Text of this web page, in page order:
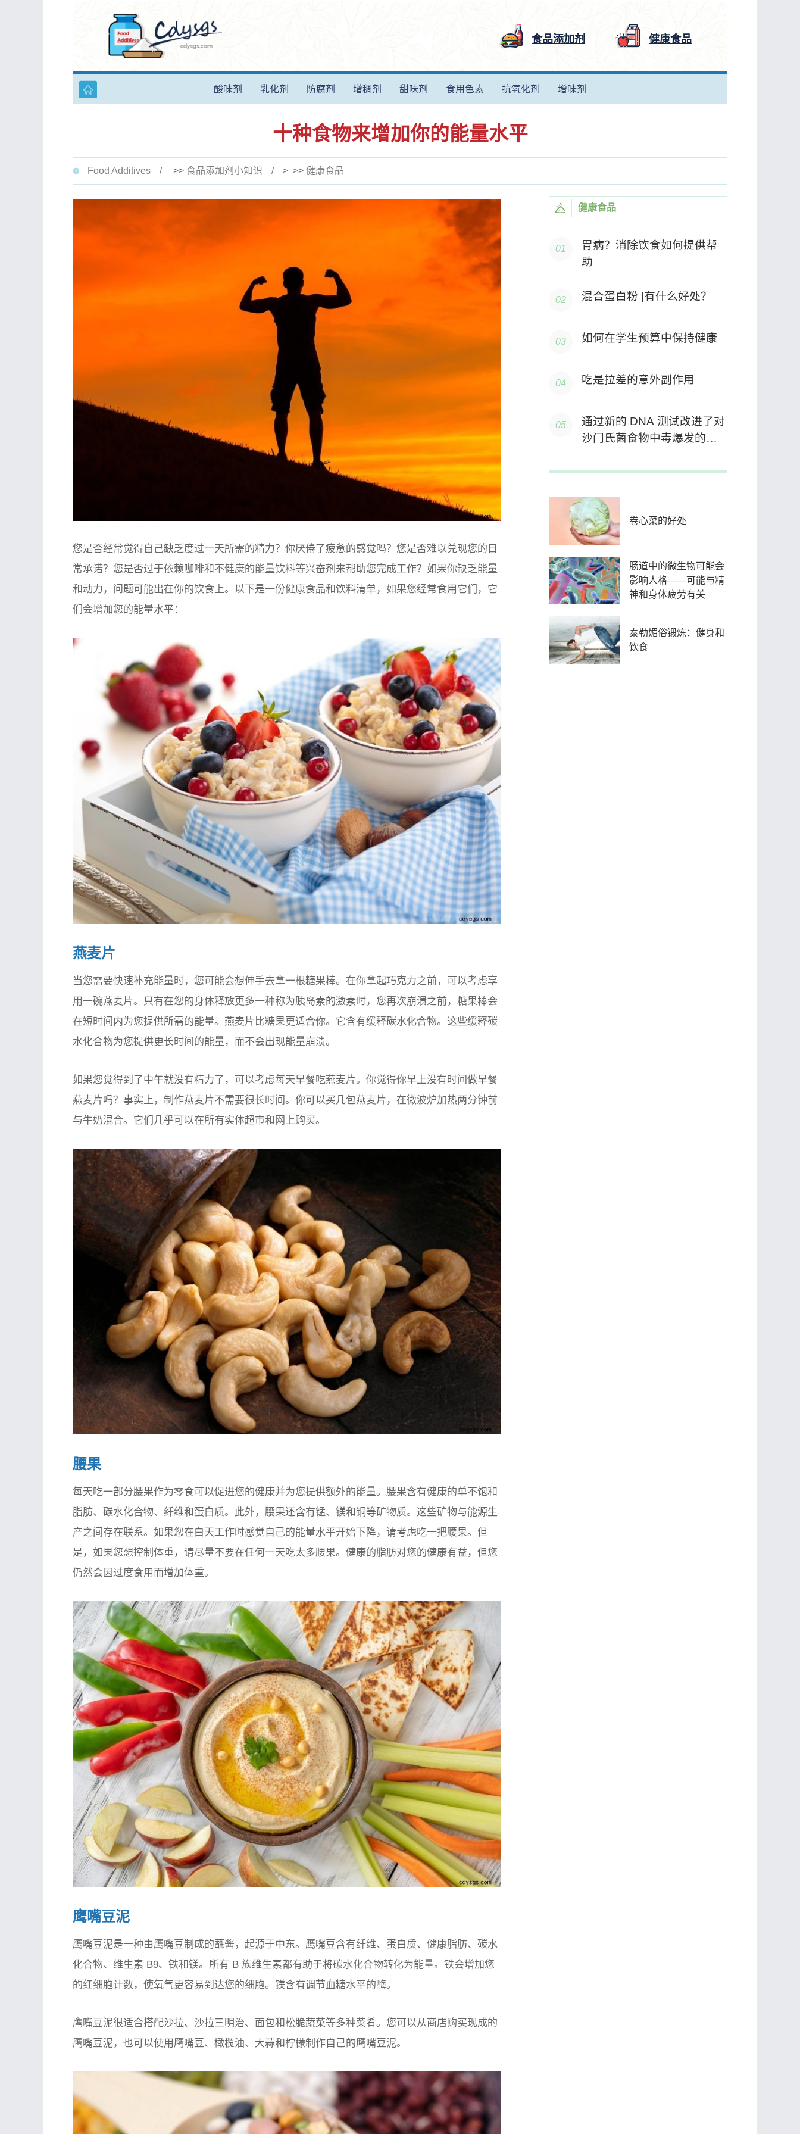
食品添加剂 健康食品
酸味剂 乳化剂 防腐剂 增稠剂 甜味剂 食用色素 抗氧化剂 增味剂
十种食物来增加你的能量水平
Food Additives >> 食品添加剂小知识 > >> 健康食品
您是否经常觉得自己缺乏度过一天所需的精力？你厌倦了疲惫的感觉吗？您是否难以兑现您的日
常承诺？您是否过于依赖咖啡和不健康的能量饮料等兴奋剂来帮助您完成工作？如果你缺乏能量
和动力，问题可能出在你的饮食上。以下是一份健康食品和饮料清单，如果您经常食用它们，它
们会增加您的能量水平：
燕麦片
当您需要快速补充能量时，您可能会想伸手去拿一根糖果棒。在你拿起巧克力之前，可以考虑享
用一碗燕麦片。只有在您的身体释放更多一种称为胰岛素的激素时，您再次崩溃之前，糖果棒会
在短时间内为您提供所需的能量。燕麦片比糖果更适合你。它含有缓释碳水化合物。这些缓释碳
水化合物为您提供更长时间的能量，而不会出现能量崩溃。
如果您觉得到了中午就没有精力了，可以考虑每天早餐吃燕麦片。你觉得你早上没有时间做早餐
燕麦片吗？事实上，制作燕麦片不需要很长时间。你可以买几包燕麦片，在微波炉加热两分钟前
与牛奶混合。它们几乎可以在所有实体超市和网上购买。
腰果
每天吃一部分腰果作为零食可以促进您的健康并为您提供额外的能量。腰果含有健康的单不饱和
脂肪、碳水化合物、纤维和蛋白质。此外，腰果还含有锰、镁和铜等矿物质。这些矿物与能源生
产之间存在联系。如果您在白天工作时感觉自己的能量水平开始下降，请考虑吃一把腰果。但
是，如果您想控制体重，请尽量不要在任何一天吃太多腰果。健康的脂肪对您的健康有益，但您
仍然会因过度食用而增加体重。
鹰嘴豆泥
鹰嘴豆泥是一种由鹰嘴豆制成的蘸酱，起源于中东。鹰嘴豆含有纤维、蛋白质、健康脂肪、碳水
化合物、维生素 B9、铁和镁。所有 B 族维生素都有助于将碳水化合物转化为能量。铁会增加您
的红细胞计数，使氧气更容易到达您的细胞。镁含有调节血糖水平的酶。
鹰嘴豆泥很适合搭配沙拉、沙拉三明治、面包和松脆蔬菜等多种菜肴。您可以从商店购买现成的
鹰嘴豆泥，也可以使用鹰嘴豆、橄榄油、大蒜和柠檬制作自己的鹰嘴豆泥。
健康食品
胃病？消除饮食如何提供帮
助
混合蛋白粉 |有什么好处？
如何在学生预算中保持健康
吃是拉差的意外副作用
通过新的 DNA 测试改进了对
沙门氏菌食物中毒爆发的跟
卷心菜的好处
肠道中的微生物可能会
影响人格——可能与精
神和身体疲劳有关
泰勒媚俗锻炼：健身和
饮食